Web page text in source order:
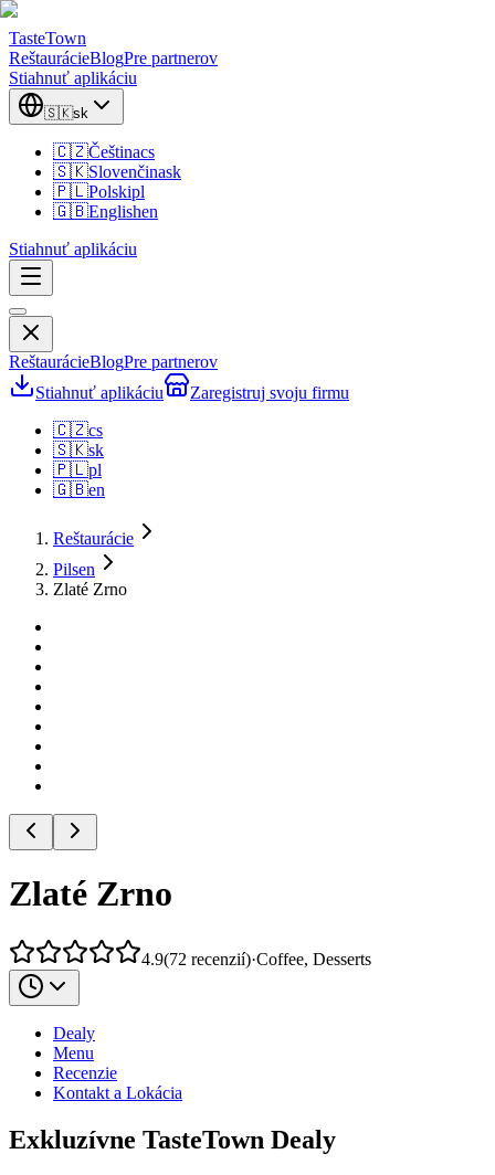
TasteTown
ReštaurácieBlogPre partnerov
Stiahnuť aplikáciu
🇸🇰sk
🇨🇿Češtinacs
🇸🇰Slovenčinask
🇵🇱Polskipl
🇬🇧Englishen
Stiahnuť aplikáciu
ReštaurácieBlogPre partnerov
Stiahnuť aplikáciu
Zaregistruj svoju firmu
🇨🇿cs
🇸🇰sk
🇵🇱pl
🇬🇧en
Reštaurácie
Pilsen
Zlaté Zrno
Zlaté Zrno
4.9(72 recenzií)·Coffee, Desserts
Dealy
Menu
Recenzie
Kontakt a Lokácia
Exkluzívne TasteTown Dealy